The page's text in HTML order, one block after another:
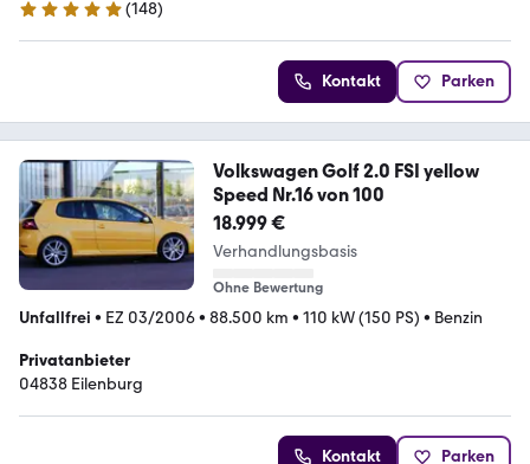
4.9 Sterne
(148)
Kontakt Parken
Volkswagen Golf 2.0 FSI yellow
Speed Nr.16 von 100
18.999 €
Verhandlungsbasis
Ohne Bewertung
Unfallfrei • EZ 03/2006• 88.500 km • 110 kW (150 PS) • Benzin
Privatanbieter
04838 Eilenburg
Kontakt Parken